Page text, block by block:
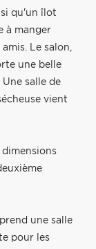
qu'un îlot
à manger
Le salon,
une belle
salle de
vient
une salle
pour les